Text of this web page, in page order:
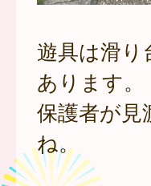
遊具は滑り
あります。
保護者が
ね。